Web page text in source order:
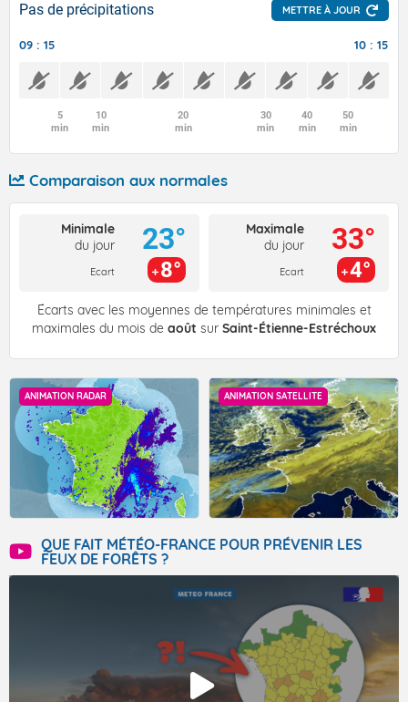
Pas de précipitations METTRE À JOUR
09 : 15 10 : 15
5
min
10
min
20
min
30
min
40
min
50
min
Comparaison aux normales
Minimale
du jour
Ecart
23°
8°
Maximale
du jour
Ecart
33°
4°
Écarts avec les moyennes de températures minimales et
maximales du mois de août sur Saint-Étienne-Estréchoux
ANIMATION RADAR ANIMATION SATELLITE
QUE FAIT MÉTÉO-FRANCE POUR PRÉVENIR LES
FEUX DE FORÊTS ?